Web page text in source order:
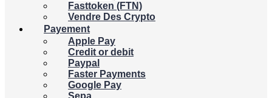
Fasttoken (FTN)
Vendre Des Crypto
Payement
Apple Pay
Credit or debit
Paypal
Faster Payments
Google Pay
Sepa